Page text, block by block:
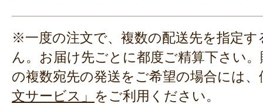
※一度の注文で、複数の配送先を指定
ん。お届け先ごとに都度ご精算下さい
の複数宛先の発送をご希望の場合には、
文サービス」 をご利用ください。